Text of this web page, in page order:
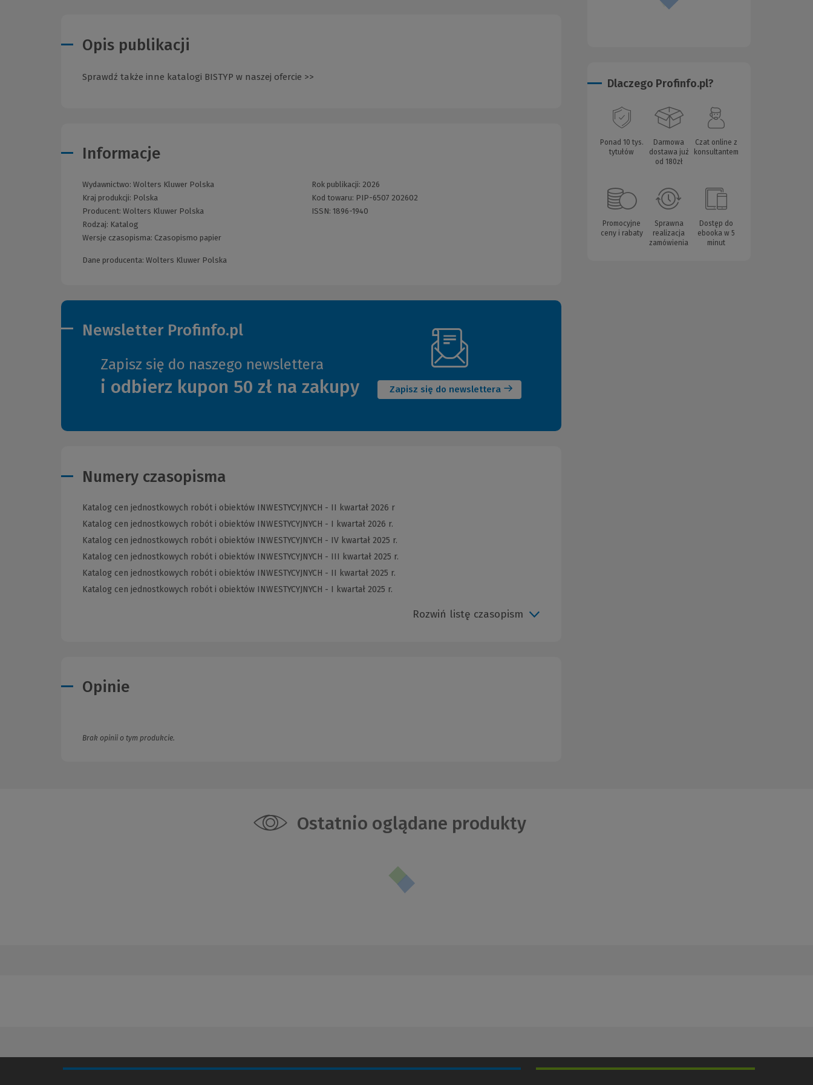
Opis publikacji
Sprawdź także inne katalogi BISTYP w naszej ofercie >>
Informacje
Wydawnictwo: Wolters Kluwer Polska
Kraj produkcji: Polska
Producent: Wolters Kluwer Polska
Rodzaj: Katalog
Wersje czasopisma: Czasopismo papier
Rok publikacji: 2026
Kod towaru: PIP-6507 202602
ISSN: 1896-1940
Dane producenta: Wolters Kluwer Polska
Newsletter Profinfo.pl
Zapisz się do naszego newslettera
i odbierz kupon 50 zł na zakupy Zapisz się do newslettera
(Nowe
okno)
Numery czasopisma
Katalog cen jednostkowych robót i obiektów INWESTYCYJNYCH - II kwartał 2026 r
Katalog cen jednostkowych robót i obiektów INWESTYCYJNYCH - I kwartał 2026 r.
Katalog cen jednostkowych robót i obiektów INWESTYCYJNYCH - IV kwartał 2025 r.
Katalog cen jednostkowych robót i obiektów INWESTYCYJNYCH - III kwartał 2025 r.
Katalog cen jednostkowych robót i obiektów INWESTYCYJNYCH - II kwartał 2025 r.
Katalog cen jednostkowych robót i obiektów INWESTYCYJNYCH - I kwartał 2025 r.
Rozwiń listę czasopism
Opinie
Brak opinii o tym produkcie.
Dlaczego Profinfo.pl?
Ponad 10 tys.
tytułów
Darmowa
dostawa już
od 180zł
Czat online z
konsultantem
Promocyjne
ceny i rabaty
Sprawna
realizacja
zamówienia
Dostęp do
ebooka w 5
minut
Ostatnio oglądane produkty